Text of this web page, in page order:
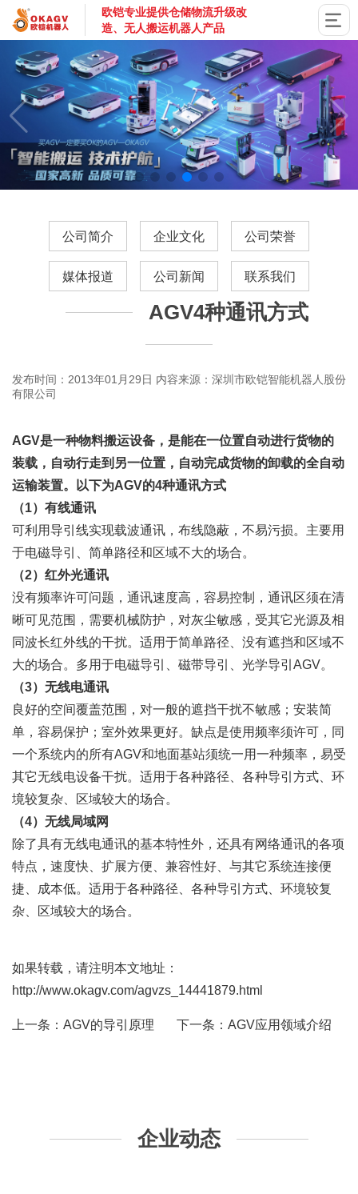
欧铠专业提供仓储物流升级改
造、无人搬运机器人产品
公司简介 企业文化 公司荣誉
媒体报道 公司新闻 联系我们
AGV4种通讯方式
发布时间：2013年01月29日 内容来源：深圳市欧铠智能机器人股份
有限公司
AGV是一种物料搬运设备，是能在一位置自动进行货物的
装载，自动行走到另一位置，自动完成货物的卸载的全自动
运输装置。以下为AGV的4种通讯方式
（1）有线通讯
可利用导引线实现载波通讯，布线隐蔽，不易污损。主要用
于电磁导引、简单路径和区域不大的场合。
（2）红外光通讯
没有频率许可问题，通讯速度高，容易控制，通讯区须在清
晰可见范围，需要机械防护，对灰尘敏感，受其它光源及相
同波长红外线的干扰。适用于简单路径、没有遮挡和区域不
大的场合。多用于电磁导引、磁带导引、光学导引AGV。
（3）无线电通讯
良好的空间覆盖范围，对一般的遮挡干扰不敏感；安装简
单，容易保护；室外效果更好。缺点是使用频率须许可，同
一个系统内的所有AGV和地面基站须统一用一种频率，易受
其它无线电设备干扰。适用于各种路径、各种导引方式、环
境较复杂、区域较大的场合。
（4）无线局域网
除了具有无线电通讯的基本特性外，还具有网络通讯的各项
特点，速度快、扩展方便、兼容性好、与其它系统连接便
捷、成本低。适用于各种路径、各种导引方式、环境较复
杂、区域较大的场合。
如果转载，请注明本文地址：
http://www.okagv.com/agvzs_14441879.html
上一条： AGV的导引原理 下一条： AGV应用领域介绍
企业动态